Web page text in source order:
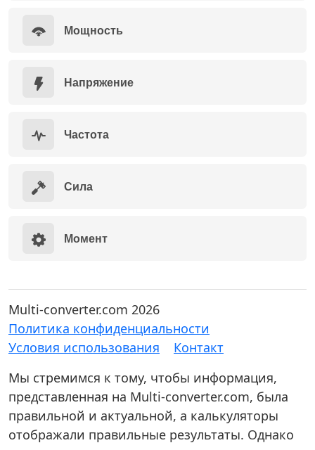
Мощность
Напряжение
Частота
Сила
Момент
Multi-converter.com 2026
Политика конфиденциальности
Условия использования
Контакт
Мы стремимся к тому, чтобы информация,
представленная на Multi-converter.com, была
правильной и актуальной, а калькуляторы
отображали правильные результаты. Однако